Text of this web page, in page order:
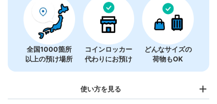
全国1000箇所
以上の預け場所
コインロッカー
代わりにお預け
どんなサイズの
荷物もOK
使い方を見る